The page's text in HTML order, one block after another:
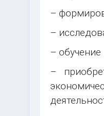
–
–
–
–